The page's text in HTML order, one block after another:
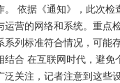
依据《通知》，此次
营的网络和系统。重
列标准符合情况，可
合 在互联网时代，避
关注，记者注意到这